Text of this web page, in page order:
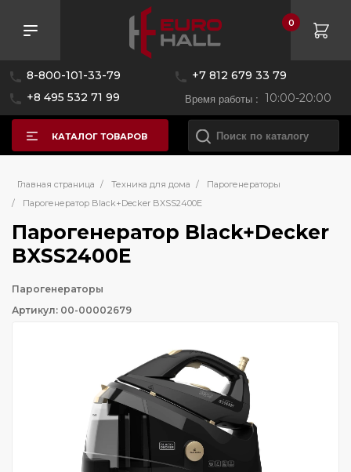
8-800-101-33-79
+7 812 679 33 79
+8 495 532 71 99
Время работы : 10:00-20:00
0
КАТАЛОГ ТОВАРОВ
Главная страница / Техника для дома /
Парогенераторы
/
Парогенератор Black+Decker BXSS2400E
Парогенератор Black+Decker
BXSS2400E
Парогенераторы
Артикул: 00-00002679